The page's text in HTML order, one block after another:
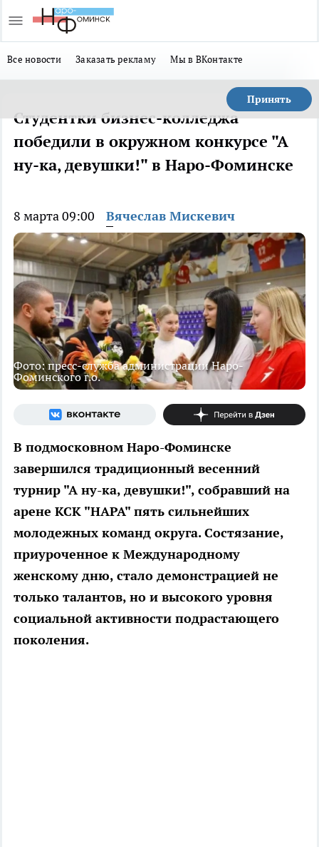
Все новости Заказать рекламу Мы в ВКонтакте
Принять
Студентки бизнес-колледжа
победили в окружном конкурсе "А
ну-ка, девушки!" в Наро-Фоминске
8 марта 09:00 Вячеслав Мискевич
Фото: пресс-служба администрации Наро-
Фоминского г.о.
В подмосковном Наро-Фоминске
завершился традиционный весенний
турнир "А ну-ка, девушки!", собравший на
арене КСК "НАРА" пять сильнейших
молодежных команд округа. Состязание,
приуроченное к Международному
женскому дню, стало демонстрацией не
только талантов, но и высокого уровня
социальной активности подрастающего
поколения.